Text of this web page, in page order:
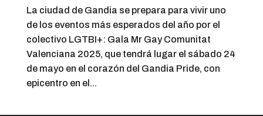
La ciudad de Gandia se prepara para vivir uno
de los eventos más esperados del año por el
colectivo LGTBI+: Gala Mr Gay Comunitat
Valenciana 2025, que tendrá lugar el sábado 24
de mayo en el corazón del Gandia Pride, con
epicentro en el...